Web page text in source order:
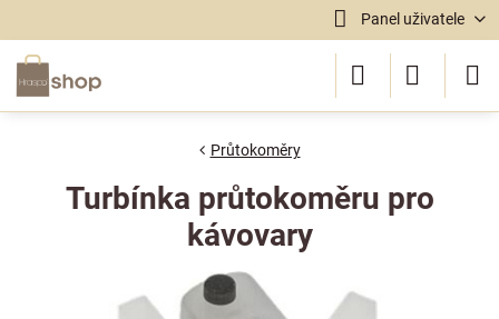
Panel uživatele
Průtokoměry
Turbínka průtokoměru pro
kávovary